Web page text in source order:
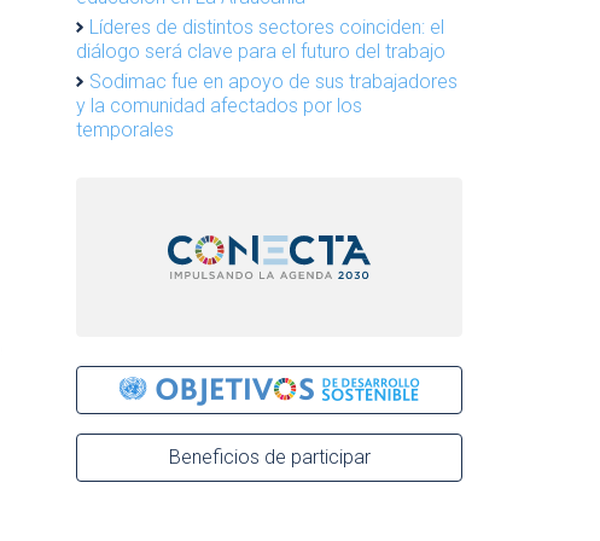
Líderes de distintos sectores coinciden: el
diálogo será clave para el futuro del trabajo
Sodimac fue en apoyo de sus trabajadores
y la comunidad afectados por los
temporales
Beneficios de participar